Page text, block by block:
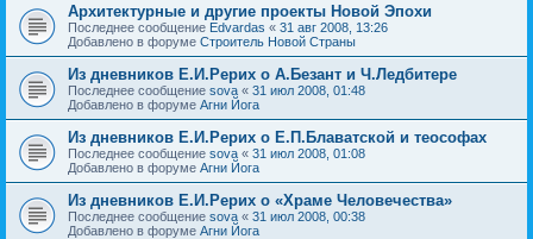
Архитектурные и другие проекты Новой Эпохи
Последнее сообщение Edvardas « 31 авг 2008, 13:26
Добавлено в форуме Строитель Новой Страны
Из дневников Е.И.Рерих о А.Безант и Ч.Ледбитере
Последнее сообщение sova « 31 июл 2008, 01:48
Добавлено в форуме Агни Йога
Из дневников Е.И.Рерих о Е.П.Блаватской и теософах
Последнее сообщение sova « 31 июл 2008, 01:08
Добавлено в форуме Агни Йога
Из дневников Е.И.Рерих о «Храме Человечества»
Последнее сообщение sova « 31 июл 2008, 00:38
Добавлено в форуме Агни Йога